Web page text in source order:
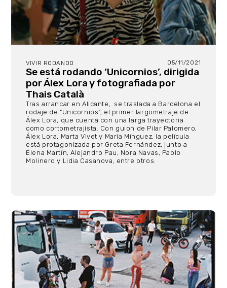
VIVIR RODANDO 05/11/2021
Se está rodando ‘Unicornios’, dirigida
por Álex Lora y fotografiada por
Thais Català
Tras arrancar en Alicante, se traslada a Barcelona el
rodaje de "Unicornios", el primer largometraje de
Álex Lora, que cuenta con una larga trayectoria
como cortometrajista. Con guion de Pilar Palomero,
Álex Lora, Marta Vivet y María Mínguez, la película
está protagonizada por Greta Fernández, junto a
Elena Martín, Alejandro Pau, Nora Navas, Pablo
Molinero y Lidia Casanova, entre otros.